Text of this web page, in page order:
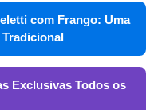
com Frango: Uma
Exclusivas Todos os